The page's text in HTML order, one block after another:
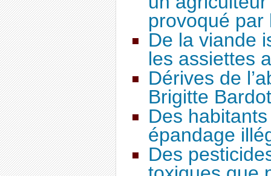
provoqué par
De la viande
les assiettes
Dérives de
Brigitte
Des
épandage
Des